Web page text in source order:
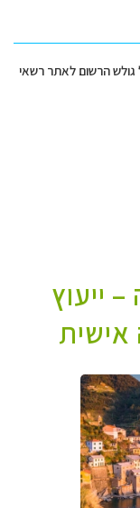
גולש הרשום לאתר רשאי
ייעוץ
אישית